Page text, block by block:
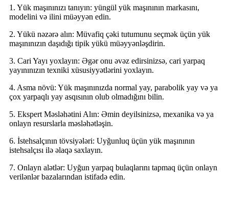
1. Yük maşınınızı tanıyın: yüngül yük maşınının markasını,
modelini və ilini müəyyən edin.
2. Yükü nəzərə alın: Müvafiq çəki tutumunu seçmək üçün yük
maşınınızın daşıdığı tipik yükü müəyyənləşdirin.
3. Cari Yayı yoxlayın: Əgər onu əvəz edirsinizsə, cari yarpaq
yayınınızın texniki xüsusiyyətlərini yoxlayın.
4. Asma növü: Yük maşınınızda normal yay, parabolik yay və ya
çox yarpaqlı yay asqısının olub olmadığını bilin.
5. Ekspert Məsləhətini Alın: Əmin deyilsinizsə, mexanika və ya
onlayn resurslarla məsləhətləşin.
6. İstehsalçının tövsiyələri: Uyğunluq üçün yük maşınının
istehsalçısı ilə əlaqə saxlayın.
7. Onlayn alətlər: Uyğun yarpaq bulaqlarını tapmaq üçün onlayn
verilənlər bazalarından istifadə edin.